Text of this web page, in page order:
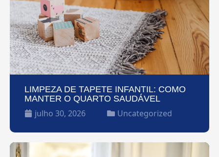
LIMPEZA DE TAPETE INFANTIL: COMO
MANTER O QUARTO SAUDÁVEL
julho 30, 2026 Uncategorized